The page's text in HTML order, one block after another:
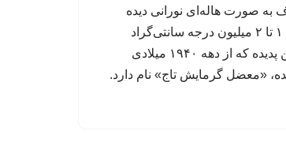
صورت هاله‌ای نورانی دیده
می‌شود) به ۱ تا ۲ میلیون درجه سانتی‌گراد
می‌رسد. این پدیده که از دهه ۱۹۴۰ میلادی
«معضل گرمایش تاج» نام دارد.